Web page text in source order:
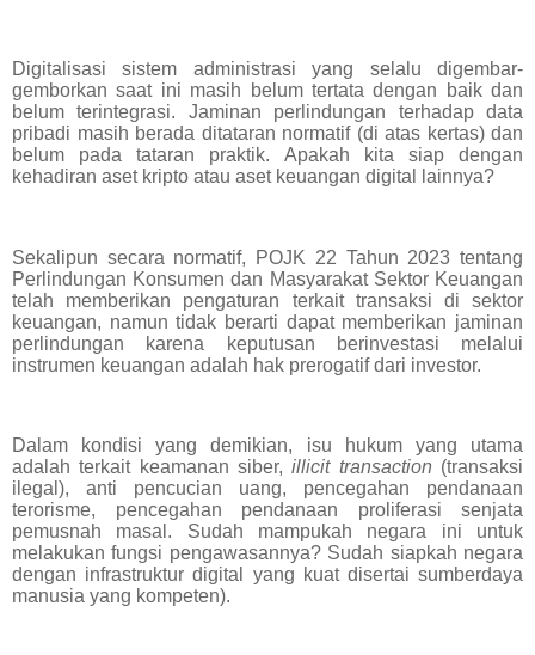
Digitalisasi sistem administrasi yang selalu digembar-
gemborkan saat ini masih belum tertata dengan baik dan
belum terintegrasi. Jaminan perlindungan terhadap data
pribadi masih berada ditataran normatif (di atas kertas) dan
belum pada tataran praktik. Apakah kita siap dengan
kehadiran aset kripto atau aset keuangan digital lainnya?
Sekalipun secara normatif, POJK 22 Tahun 2023 tentang
Perlindungan Konsumen dan Masyarakat Sektor Keuangan
telah memberikan pengaturan terkait transaksi di sektor
keuangan, namun tidak berarti dapat memberikan jaminan
perlindungan karena keputusan berinvestasi melalui
instrumen keuangan adalah hak prerogatif dari investor.
Dalam kondisi yang demikian, isu hukum yang utama
adalah terkait keamanan siber,illicit transaction (transaksi
ilegal), anti pencucian uang, pencegahan pendanaan
terorisme, pencegahan pendanaan proliferasi senjata
pemusnah masal. Sudah mampukah negara ini untuk
melakukan fungsi pengawasannya? Sudah siapkah negara
dengan infrastruktur digital yang kuat disertai sumberdaya
manusia yang kompeten).